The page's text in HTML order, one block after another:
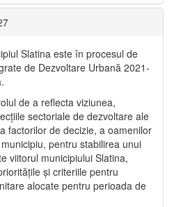
Slatina este în procesul de
de Dezvoltare Urbană 2021‐
de a reflecta viziunea,
sectoriale de dezvoltare ale
factorilor de decizie, a oamenilor
pentru stabilirea unui
viitorul municipiului Slatina,
și criteriile pentru
alocate pentru perioada de